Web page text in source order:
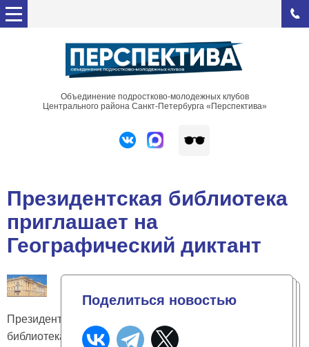
Объединение подростково-молодежных клубов
Центрального района Санкт-Петербурга «Перспектива»
Президентская библиотека
приглашает на
Географический диктант
Президентская
библиотека
Поделиться новостью